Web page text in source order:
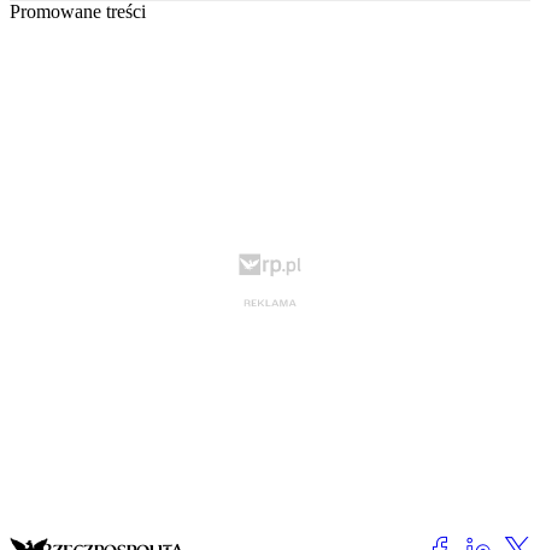
Promowane treści